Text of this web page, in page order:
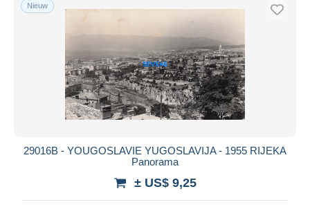
Nieuw
29016B - YOUGOSLAVIE YUGOSLAVIJA - 1955 RIJEKA
Panorama
± US$ 9,25